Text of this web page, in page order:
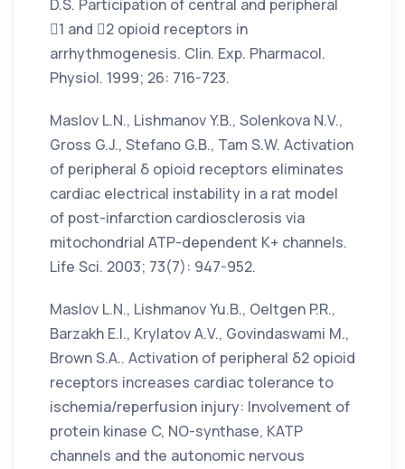
D.S. Participation of central and peripheral
1 and 2 opioid receptors in
arrhythmogenesis. Clin. Exp. Pharmacol.
Physiol. 1999; 26: 716-723.
Maslov L.N., Lishmanov Y.B., Solenkova N.V.,
Gross G.J., Stefano G.B., Tam S.W. Activation
of peripheral δ opioid receptors eliminates
cardiac electrical instability in a rat model
of post-infarction cardiosclerosis via
mitochondrial ATP-dependent K+ channels.
Life Sci. 2003; 73(7): 947-952.
Maslov L.N., Lishmanov Yu.B., Oeltgen P.R.,
Barzakh E.I., Krylatov A.V., Govindaswami M.,
Brown S.A.. Activation of peripheral δ2 opioid
receptors increases cardiac tolerance to
ischemia/reperfusion injury: Involvement of
protein kinase C, NO-synthase, KATP
channels and the autonomic nervous